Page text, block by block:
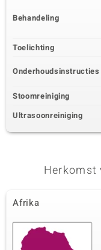
Behandeling
Toelichting
Onderhoudsinstructies
Stoomreiniging
Ultrasoonreiniging
Herkomst
Afrika